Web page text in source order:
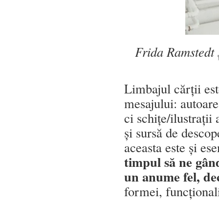
Frida
Limbajul cărții
mesajului:
ci schițe/ilustrații
și sursă de
aceasta este și
timpul să ne
un anume fel,
formei,